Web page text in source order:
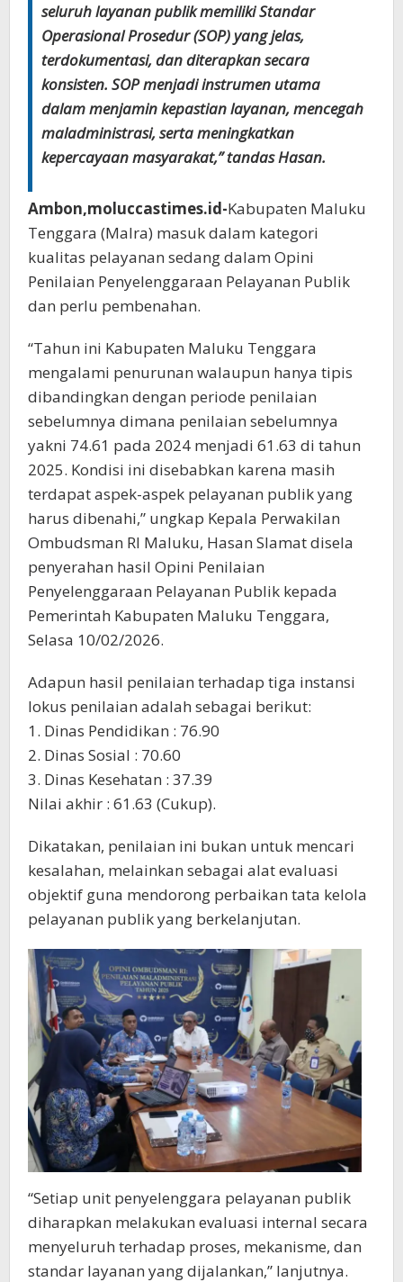
seluruh layanan publik memiliki Standar
Operasional Prosedur (SOP) yang jelas,
terdokumentasi, dan diterapkan secara
konsisten. SOP menjadi instrumen utama
dalam menjamin kepastian layanan, mencegah
maladministrasi, serta meningkatkan
kepercayaan masyarakat,” tandas Hasan.
Ambon,moluccastimes.id-Kabupaten Maluku
Tenggara (Malra) masuk dalam kategori
kualitas pelayanan sedang dalam Opini
Penilaian Penyelenggaraan Pelayanan Publik
dan perlu pembenahan.
“Tahun ini Kabupaten Maluku Tenggara
mengalami penurunan walaupun hanya tipis
dibandingkan dengan periode penilaian
sebelumnya dimana penilaian sebelumnya
yakni 74.61 pada 2024 menjadi 61.63 di tahun
2025. Kondisi ini disebabkan karena masih
terdapat aspek-aspek pelayanan publik yang
harus dibenahi,” ungkap Kepala Perwakilan
Ombudsman RI Maluku, Hasan Slamat disela
penyerahan hasil Opini Penilaian
Penyelenggaraan Pelayanan Publik kepada
Pemerintah Kabupaten Maluku Tenggara,
Selasa 10/02/2026.
Adapun hasil penilaian terhadap tiga instansi
lokus penilaian adalah sebagai berikut:
1. Dinas Pendidikan : 76.90
2. Dinas Sosial : 70.60
3. Dinas Kesehatan : 37.39
Nilai akhir : 61.63 (Cukup).
Dikatakan, penilaian ini bukan untuk mencari
kesalahan, melainkan sebagai alat evaluasi
objektif guna mendorong perbaikan tata kelola
pelayanan publik yang berkelanjutan.
“Setiap unit penyelenggara pelayanan publik
diharapkan melakukan evaluasi internal secara
menyeluruh terhadap proses, mekanisme, dan
standar layanan yang dijalankan,” lanjutnya.